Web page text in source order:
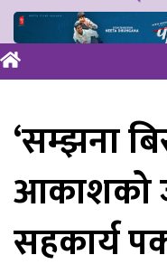
‘सम्झना
आकाशको
सहकार्य